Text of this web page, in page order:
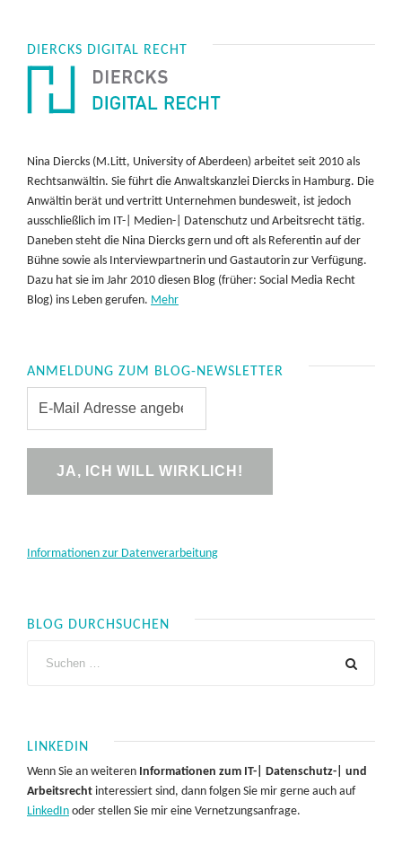
DIERCKS DIGITAL RECHT
Nina Diercks (M.Litt, University of Aberdeen) arbeitet seit 2010 als
Rechtsanwältin. Sie führt die Anwaltskanzlei Diercks in Hamburg. Die
Anwältin berät und vertritt Unternehmen bundesweit, ist jedoch
ausschließlich im IT-| Medien-| Datenschutz und Arbeitsrecht tätig.
Daneben steht die Nina Diercks gern und oft als Referentin auf der
Bühne sowie als Interviewpartnerin und Gastautorin zur Verfügung.
Dazu hat sie im Jahr 2010 diesen Blog (früher: Social Media Recht
Blog) ins Leben gerufen. Mehr
ANMELDUNG ZUM BLOG-NEWSLETTER
Informationen zur Datenverarbeitung
BLOG DURCHSUCHEN
LINKEDIN
Wenn Sie an weiteren Informationen zum IT-| Datenschutz-| und
Arbeitsrecht interessiert sind, dann folgen Sie mir gerne auch auf
LinkedIn oder stellen Sie mir eine Vernetzungsanfrage.